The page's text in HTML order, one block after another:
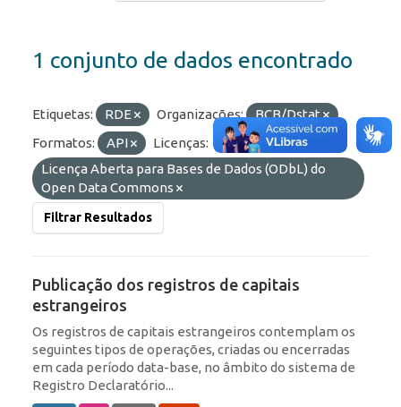
1 conjunto de dados encontrado
Etiquetas: RDE Organizações:
BCB/Dstat
Formatos:
API
Licenças:
Licença Aberta para Bases de Dados (ODbL) do
Open Data Commons
Filtrar Resultados
Publicação dos registros de capitais
estrangeiros
Os registros de capitais estrangeiros contemplam os
seguintes tipos de operações, criadas ou encerradas
em cada período data-base, no âmbito do sistema de
Registro Declaratório...